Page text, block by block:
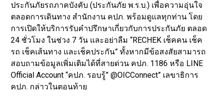
ประกันภัยรถภาคบังคับ (ประกันภัย พ.ร.บ.) เพื่อความอุ่นใจ
ตลอดการเดินทาง สำนักงาน คปภ. พร้อมดูแลทุกท่าน โดย
การเปิดให้บริการรับคำปรึกษาเกี่ยวกับการประกันภัย ตลอด
24 ชั่วโมง ในช่วง 7 วัน และอย่าลืม “RECHEK เช็คคน เช็ค
รถ เช็คเส้นทาง และเช็คประกัน” ทั้งหากมีข้อสงสัยสามารถ
สอบถามข้อมูลเพิ่มเติมได้ที่สายด่วน คปภ. 1186 หรือ LINE
Official Account “คปภ. รอบรู้” @OICConnect” เลขาธิการ
คปภ. กล่าวในตอนท้าย